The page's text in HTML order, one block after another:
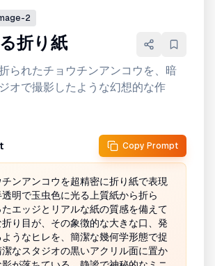
2
折り紙
られたチョウチンアンコウを、暗
オで撮影したような幻想的な作
Copy Prompt
ンアンコウを超精密に折り紙で表現
透明で玉虫色に光る上質紙から折ら
エッジとリアルな紙の質感を備えて
り目が、その象徴的な大きな口、発
うなヒレを、簡潔な幾何学形態で捉
潔なスタジオの黒いアクリル面に置か